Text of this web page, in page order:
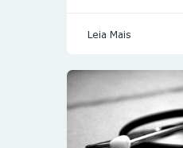
Leia Mais